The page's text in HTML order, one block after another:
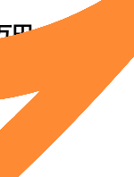
～／完全